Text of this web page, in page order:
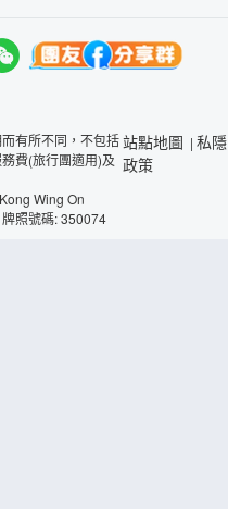
有所不同，不包括
費(旅行團適用)及
Wing On
照號碼: 350074
站點地圖 | 私隱
政策